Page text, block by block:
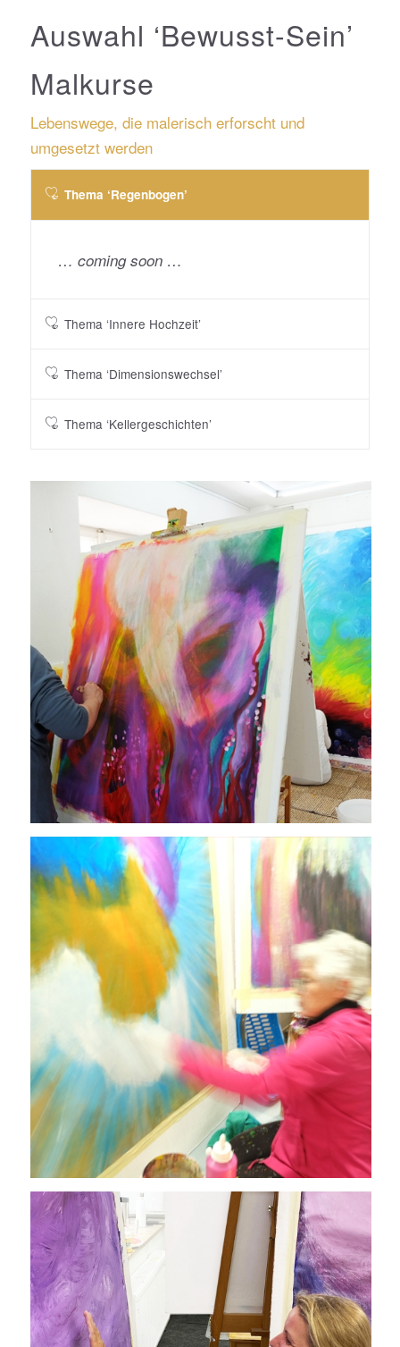
Auswahl ‘Bewusst-Sein’
Malkurse
Lebenswege, die malerisch erforscht und
umgesetzt werden
Thema ‘Regenbogen’
… coming soon …
Thema ‘Innere Hochzeit’
Thema ‘Dimensionswechsel’
Thema ‘Kellergeschichten’